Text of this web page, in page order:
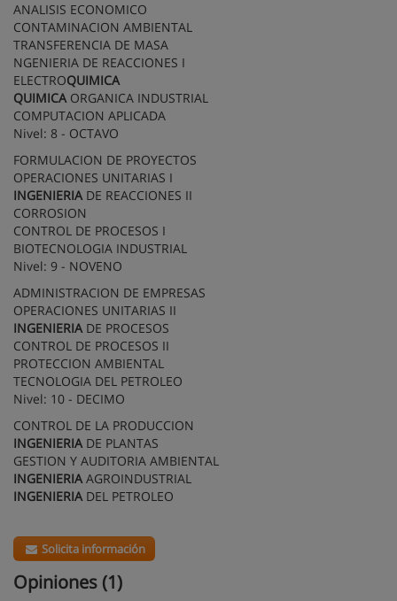
ANALISIS ECONOMICO
CONTAMINACION AMBIENTAL
TRANSFERENCIA DE MASA
NGENIERIA DE REACCIONES I
ELECTROQUIMICA
QUIMICAORGANICA INDUSTRIAL
COMPUTACION APLICADA
Nivel: 8 - OCTAVO
FORMULACION DE PROYECTOS
OPERACIONES UNITARIAS I
INGENIERIADE REACCIONES II
CORROSION
CONTROL DE PROCESOS I
BIOTECNOLOGIA INDUSTRIAL
Nivel: 9 - NOVENO
ADMINISTRACION DE EMPRESAS
OPERACIONES UNITARIAS II
INGENIERIADE PROCESOS
CONTROL DE PROCESOS II
PROTECCION AMBIENTAL
TECNOLOGIA DEL PETROLEO
Nivel: 10 - DECIMO
CONTROL DE LA PRODUCCION
INGENIERIADE PLANTAS
GESTION Y AUDITORIA AMBIENTAL
INGENIERIAAGROINDUSTRIAL
INGENIERIADEL PETROLEO
Solicita información
Opiniones (1)